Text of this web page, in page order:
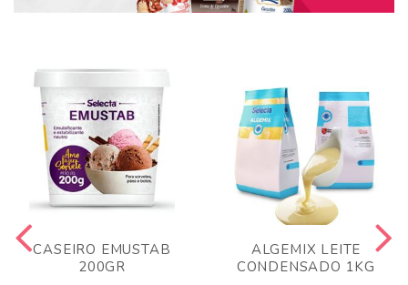
CASEIRO EMUSTAB
200GR
ALGEMIX LEITE
CONDENSADO 1KG